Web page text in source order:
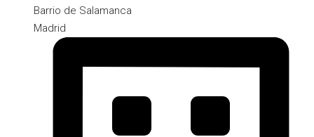
Barrio de Salamanca
Madrid